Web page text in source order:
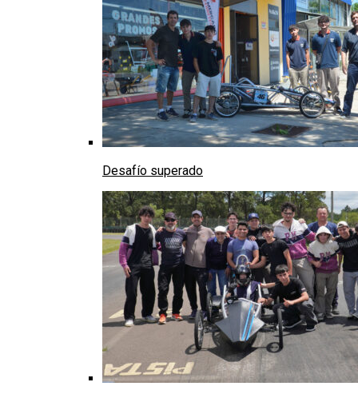
Desafío superado